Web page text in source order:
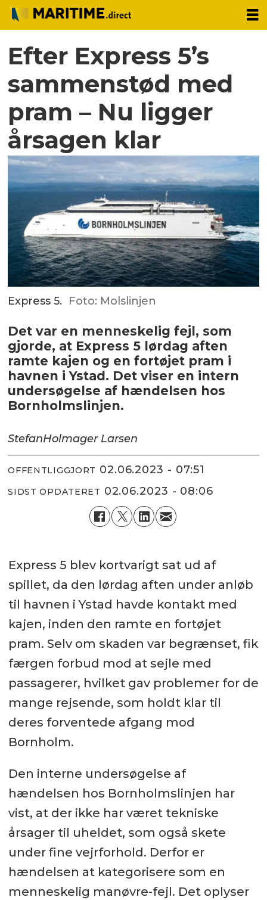
Efter Express 5’s
sammenstød med
pram – Nu ligger
årsagen klar
Express 5. Foto: Molslinjen
Det var en menneskelig fejl, som
gjorde, at Express 5 lørdag aften
ramte kajen og en fortøjet pram i
havnen i Ystad. Det viser en intern
undersøgelse af hændelsen hos
Bornholmslinjen.
StefanHolmager Larsen
OFFENTLIGGJORT 02.06.2023 - 07:51
SIDST OPDATERET 02.06.2023 - 08:06
Express 5 blev kortvarigt sat ud af
spillet, da den lørdag aften under anløb
til havnen i Ystad havde kontakt med
kajen, inden den ramte en fortøjet
pram. Selv om skaden var begrænset, fik
færgen forbud mod at sejle med
passagerer, hvilket gav problemer for de
mange rejsende, som holdt klar til
deres forventede afgang mod
Bornholm.
Den interne undersøgelse af
hændelsen hos Bornholmslinjen har
vist, at der ikke har været tekniske
årsager til uheldet, som også skete
under fine vejrforhold. Derfor er
hændelsen at kategorisere som en
menneskelig manøvre-fejl. Det oplyser